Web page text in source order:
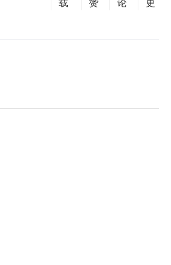
载
赞
论
更